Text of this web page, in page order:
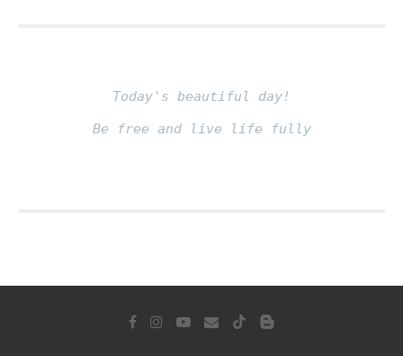
Today's beautiful day!
Be free and live life fully